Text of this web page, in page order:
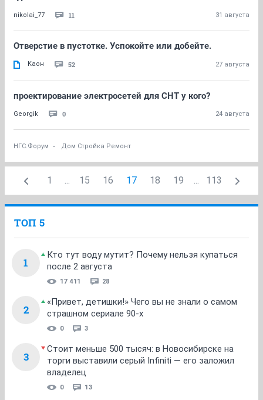
nikolai_77 11 31 августа
Отверстие в пустотке. Успокойте или добейте.
Kaoн 52 27 августа
проектирование электросетей для СНТ у кого?
Georgik 0 24 августа
НГС.Форум Дом Стройка Ремонт
1 ... 15 16 17 18 19 ... 113
ТОП 5
1
Кто тут воду мутит? Почему нельзя купаться
после 2 августа
17 411 28
2
«Привет, детишки!» Чего вы не знали о самом
страшном сериале 90-х
0 3
3
Стоит меньше 500 тысяч: в Новосибирске на
торги выставили серый Infiniti — его заложил
владелец
0 13